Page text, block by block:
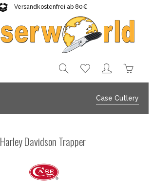
Versandkostenfrei ab 80€
Gratisversand sichern!
Case Cutlery
Harley Davidson Trapper